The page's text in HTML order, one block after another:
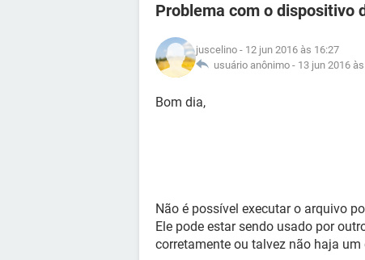
Problema com o dispositivo
juscelino - 12 jun 2016 às 16:27
usuário anônimo - 13 jun 2016
Bom dia,
Não é possível executar o arquivo
Ele pode estar sendo usado por
corretamente ou talvez não haja